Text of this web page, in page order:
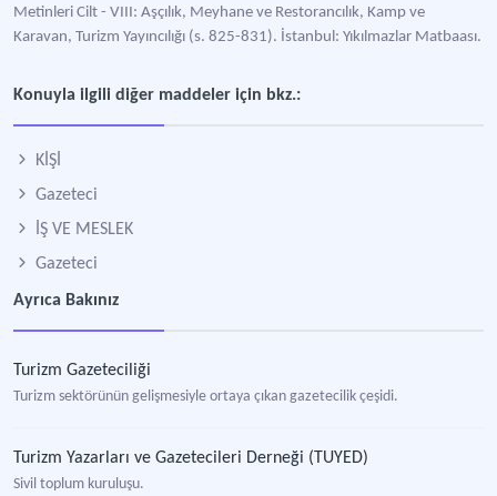
Metinleri Cilt - VIII: Aşçılık, Meyhane ve Restorancılık, Kamp ve
Karavan, Turizm Yayıncılığı (s. 825-831). İstanbul: Yıkılmazlar Matbaası.
Konuyla ilgili diğer maddeler için bkz.:
KİŞİ
Gazeteci
İŞ VE MESLEK
Gazeteci
Ayrıca Bakınız
Turizm Gazeteciliği
Turizm sektörünün gelişmesiyle ortaya çıkan gazetecilik çeşidi.
Turizm Yazarları ve Gazetecileri Derneği (TUYED)
Sivil toplum kuruluşu.